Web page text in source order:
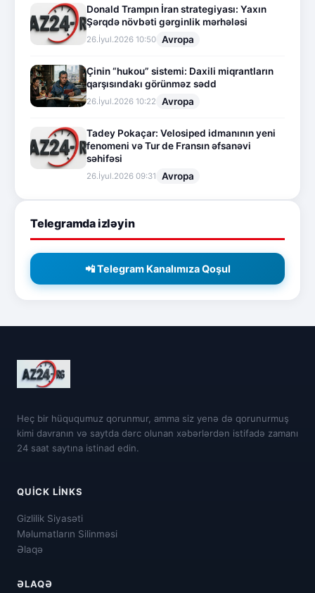
Donald Trampın İran strategiyası: Yaxın
Şərqdə növbəti gərginlik mərhələsi
26.İyul.2026 10:50 Avropa
Çinin “hukou” sistemi: Daxili miqrantların
qarşısındakı görünməz sədd
26.İyul.2026 10:22 Avropa
Tadey Pokaçar: Velosiped idmanının yeni
fenomeni və Tur de Fransın əfsanəvi
səhifəsi
26.İyul.2026 09:31 Avropa
Telegramda izləyin
📲 Telegram Kanalımıza Qoşul
Heç bir hüququmuz qorunmur, amma siz yenə də qorunurmuş
kimi davranın və saytda dərc olunan xəbərlərdən istifadə zamanı
24 saat saytına istinad edin.
QUICK LINKS
Gizlilik Siyasəti
Məlumatların Silinməsi
Əlaqə
ƏLAQƏ